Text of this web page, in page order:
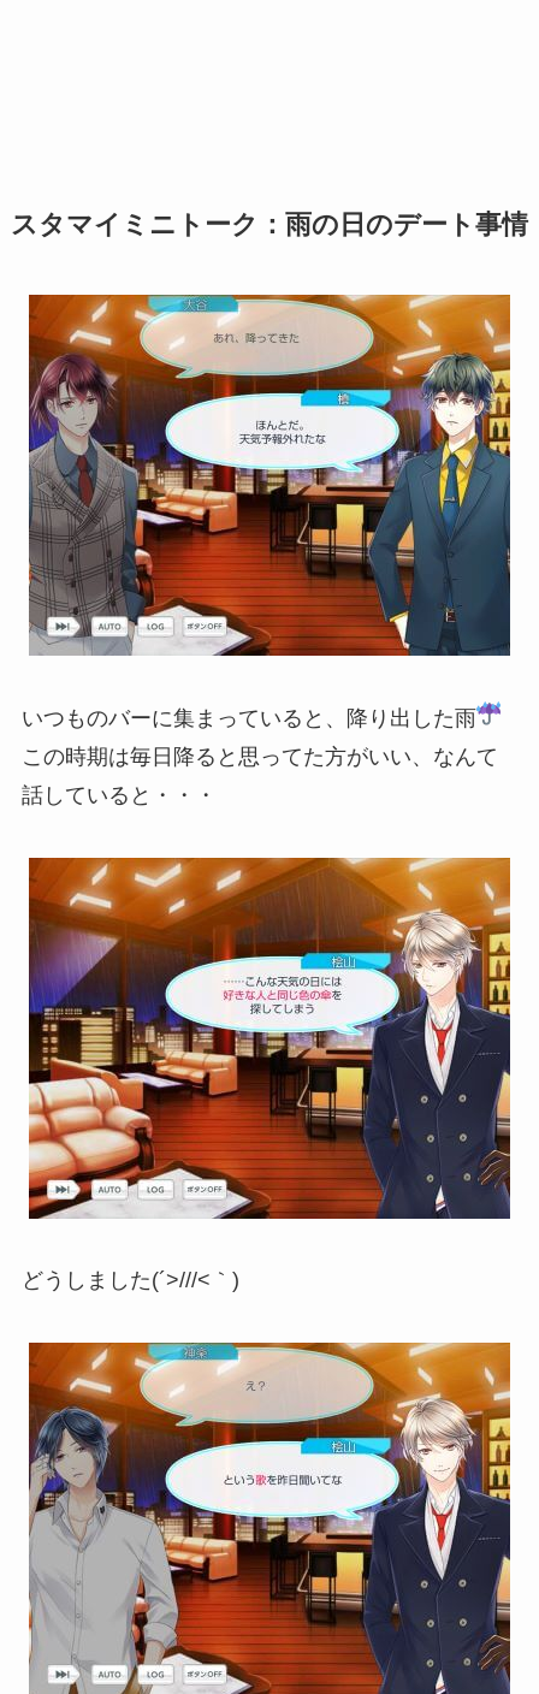
スタマイミニトーク：雨の日のデート事情
いつものバーに集まっていると、降り出した雨
この時期は毎日降ると思ってた方がいい、なんて
話していると・・・
どうしました(´>///<｀)